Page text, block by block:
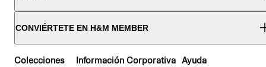
CONVIÉRTETE EN H&M MEMBER
Colecciones Información Corporativa Ayuda